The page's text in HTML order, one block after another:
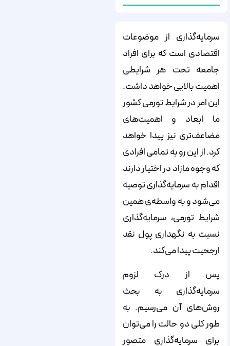
سرمایه‌گذاری از موضوعات
اقتصادی است که برای افراد
جامعه تحت هر شرایطی
اهمیت بالایی خواهد داشت.
این امر در شرایط تورمی کشور
ما ابعاد و اهمیت‌های
مضاعف‌تری نیز پیدا خواهد
کرد. از این ‌رو به‌ تمامی افرادی
که وجوه مازاد در اختیار دارند
اقدام به سرمایه‌گذاری توصیه
می‌شود و به واسطه‌ی همین
شرایط تورمی، سرمایه‌گذاری
نسبت به نگهداری پول نقد
ارجحیت پیدا می‌کند.
پس از درک لزوم
سرمایه‌گذاری به بحث
روش‌های آن می‌رسیم. به‌
طور کلی دو حالت را می‌توان
برای سرمایه‌گذاری متصور